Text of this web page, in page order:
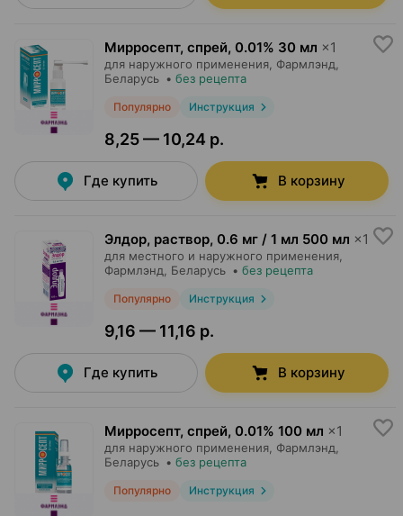
Мирросепт, спрей, 0.01% 30 мл ×1
для наружного применения, Фармлэнд
Беларусь • без рецепта
Популярно Инструкция
8,25 — 10,24 р.
Где купить В корзину
Элдор, раствор, 0.6 мг / 1 мл 500 мл ×1
для местного и наружного применения,
Фармлэнд , Беларусь • без рецепта
Популярно Инструкция
9,16 — 11,16 р.
Где купить В корзину
Мирросепт, спрей, 0.01% 100 мл ×1
для наружного применения, Фармлэнд
Беларусь • без рецепта
Популярно Инструкция